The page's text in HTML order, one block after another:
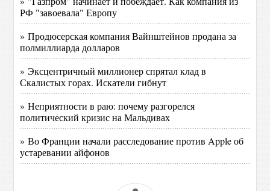
РФ "завоевала" Европу
» Продюсерская компания Вайнштейнов продана за
полмиллиарда долларов
» Эксцентричный миллионер спрятал клад в
Скалистых горах. Искатели гибнут
» Неприятности в раю: почему разгорелся
политический кризис на Мальдивах
» Во Франции начали расследование против Apple об
устаревании айфонов